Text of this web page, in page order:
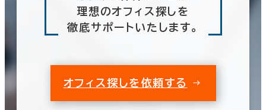
理想のオフィス探しを
徹底サポートいたします。
オフィス探しを依頼する